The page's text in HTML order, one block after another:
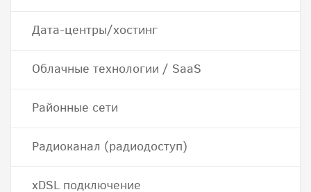
Дата-центры/хостинг
Облачные технологии / SaaS
Районные сети
Радиоканал (радиодоступ)
хDSL подключение